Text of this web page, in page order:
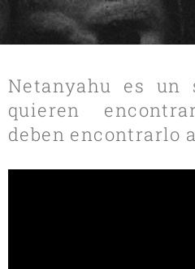
Netanyahu es
quieren
deben encontrarlo